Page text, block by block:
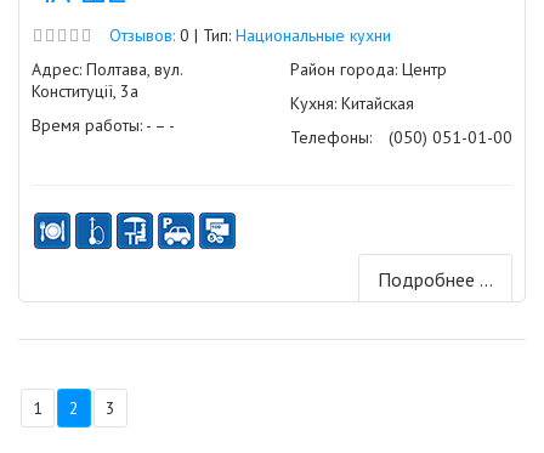
Отзывов: 0 | Тип: Национальные кухни
Адрес: Полтава, вул.
Конституції, 3а
Время работы: - – -
Район города: Центр
Кухня: Китайская
Телефоны:
(050) 051-01-00
Подробнее ...
1 2 3